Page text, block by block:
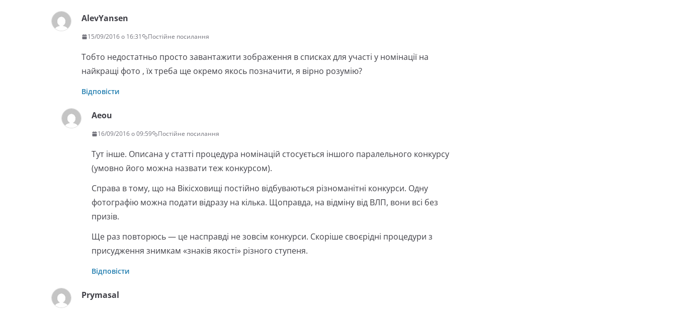
AlevYansen
15/09/2016 о 16:31 Постійне посилання
Тобто недостатньо просто завантажити зображення в списках для участі у номінації на
найкращі фото , їх треба ще окремо якось позначити, я вірно розумію?
Відповісти
Aeou
16/09/2016 о 09:59 Постійне посилання
Тут інше. Описана у статті процедура номінацій стосується іншого паралельного конкурсу
(умовно його можна назвати теж конкурсом).
Справа в тому, що на Вікісховищі постійно відбуваються різноманітні конкурси. Одну
фотографію можна подати відразу на кілька. Щоправда, на відміну від ВЛП, вони всі без
призів.
Ще раз повторюсь — це насправді не зовсім конкурси. Скоріше своєрідні процедури з
присудження знимкам «знаків якості» різного ступеня.
Відповісти
Prymasal